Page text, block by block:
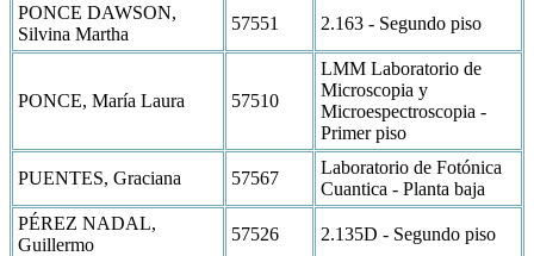
PONCE DAWSON,
Silvina Martha
57551 2.163 - Segundo piso
PONCE, María Laura 57510
LMM Laboratorio de
Microscopia y
Microespectroscopia -
Primer piso
PUENTES, Graciana 57567
Laboratorio de Fotónica
Cuantica - Planta baja
PÉREZ NADAL,
Guillermo
57526 2.135D - Segundo piso